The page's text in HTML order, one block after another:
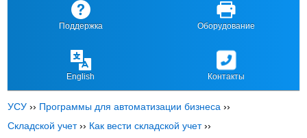
Поддержка Оборудование
English Контакты
УСУ ›› Программы для автоматизации бизнеса ››
Складской учет›› Как вести складской учет››